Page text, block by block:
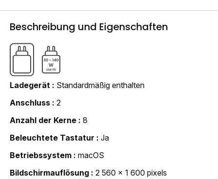
Beschreibung und Eigenschaften
Ladegerät
Standardmäßig enthalten
Anschluss
2
Anzahl der Kerne
8
Beleuchtete Tastatur
Ja
Betriebssystem
macOS
Bildschirmauflösung
2 560 x 1 600 pixels